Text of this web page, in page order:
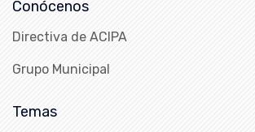
Conócenos
Directiva de ACIPA
Grupo Municipal
Temas